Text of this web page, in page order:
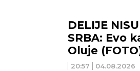
20:57 04.08.2026
DELIJE
SRBA: Evo
Oluje